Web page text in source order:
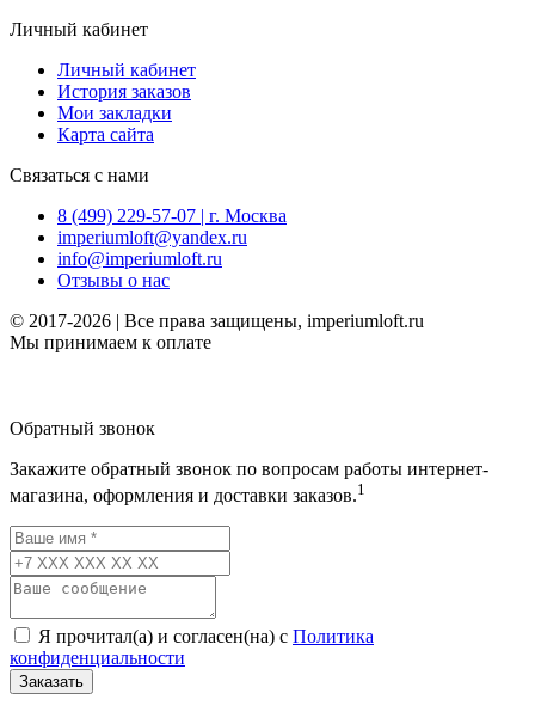
Личный кабинет
Личный кабинет
История заказов
Мои закладки
Карта сайта
Связаться с нами
8 (499) 229-57-07 | г. Москва
imperiumloft@yandex.ru
info@imperiumloft.ru
Отзывы о нас
© 2017-2026 | Все права защищены, imperiumloft.ru
Мы принимаем к оплате
Обратный звонок
Закажите обратный звонок по вопросам работы интернет-
магазина, оформления и доставки заказов.1
Я прочитал(а) и согласен(на) с Политика
конфиденциальности
Заказать